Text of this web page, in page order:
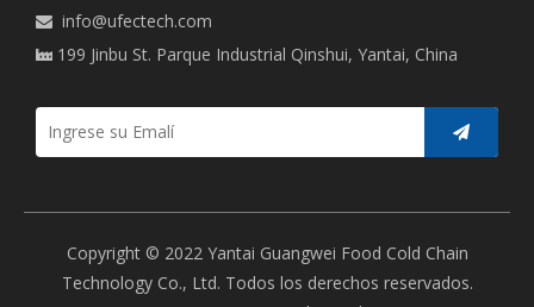
 info@ufectech.com
 199 Jinbu St. Parque Industrial Qinshui, Yantai, China
Copyright © 2022 Yantai Guangwei Food Cold Chain
Technology Co., Ltd. Todos los derechos reservados.